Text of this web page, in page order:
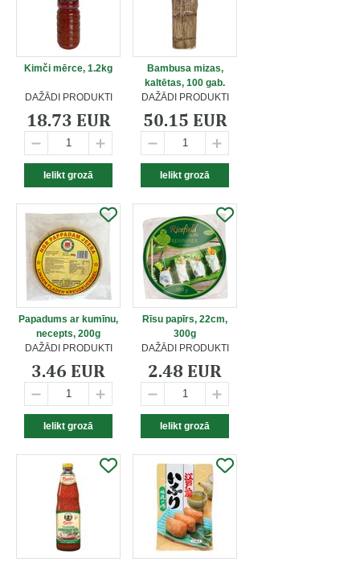
Kimči mērce, 1.2kg
DAŽĀDI PRODUKTI
18.73 EUR
Bambusa mizas,
kaltētas, 100 gab.
DAŽĀDI PRODUKTI
50.15 EUR
Papadums ar kumīnu,
necepts, 200g
DAŽĀDI PRODUKTI
3.46 EUR
Rīsu papīrs, 22cm,
300g
DAŽĀDI PRODUKTI
2.48 EUR